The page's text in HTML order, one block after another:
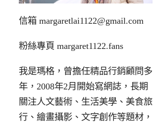
信箱 margaretlai1122@gmail.com
粉絲專頁 margaret1122.fans
我是瑪格，曾擔任精品行銷顧問多
年，2008年2月開始寫網誌，長期
關注人文藝術、生活美學、美食旅
行、繪畫攝影、文字創作等題材，